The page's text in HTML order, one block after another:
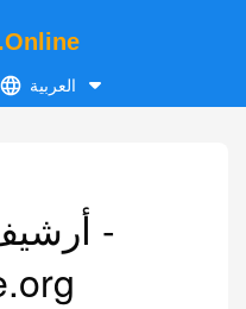
.Online
العربية